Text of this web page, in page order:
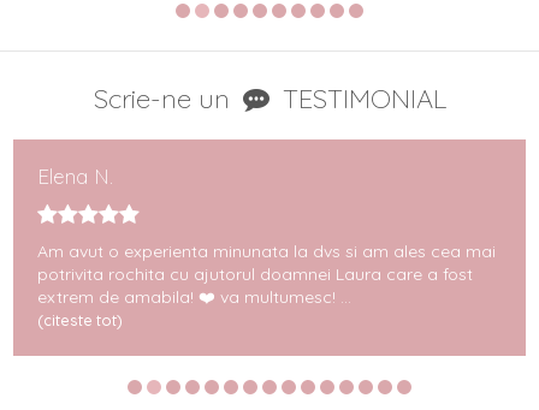
Scrie-ne un TESTIMONIAL
Elena N.
Am avut o experienta minunata la dvs si am ales cea mai
potrivita rochita cu ajutorul doamnei Laura care a fost
extrem de amabila! ❤️ va multumesc! ...
(citeste tot)